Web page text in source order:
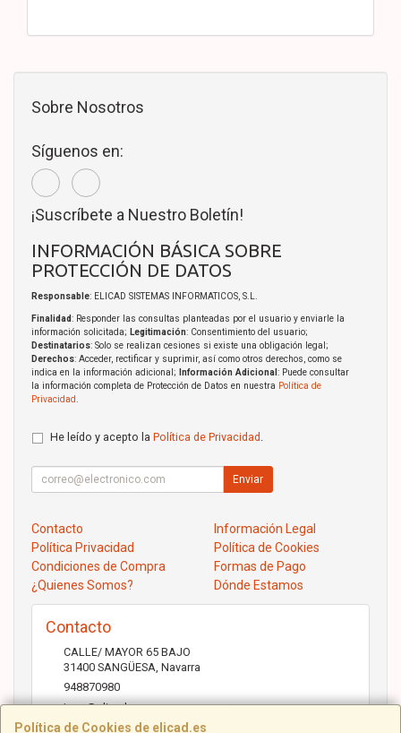
Política de Cookies de elicad.es
Sobre Nosotros
Síguenos en:
¡Suscríbete a Nuestro Boletín!
INFORMACIÓN BÁSICA SOBRE
PROTECCIÓN DE DATOS
Responsable: ELICAD SISTEMAS INFORMATICOS, S.L.
Finalidad: Responder las consultas planteadas por el usuario y enviarle la
información solicitada; Legitimación: Consentimiento del usuario;
Destinatarios: Solo se realizan cesiones si existe una obligación legal;
Derechos: Acceder, rectificar y suprimir, así como otros derechos, como se
indica en la información adicional;
Información Adicional : Puede consultar
la información completa de Protección de Datos en nuestra Política de
Privacidad
He leído y acepto la Política de Privacidad
Enviar
Contacto
Información Legal
Política Privacidad
Política de Cookies
Condiciones de Compra
Formas de Pago
¿Quienes Somos?
Dónde Estamos
Contacto
CALLE/ MAYOR 65 BAJO
31400 SANGÜESA Navarra
948870980
jose@elicad.com